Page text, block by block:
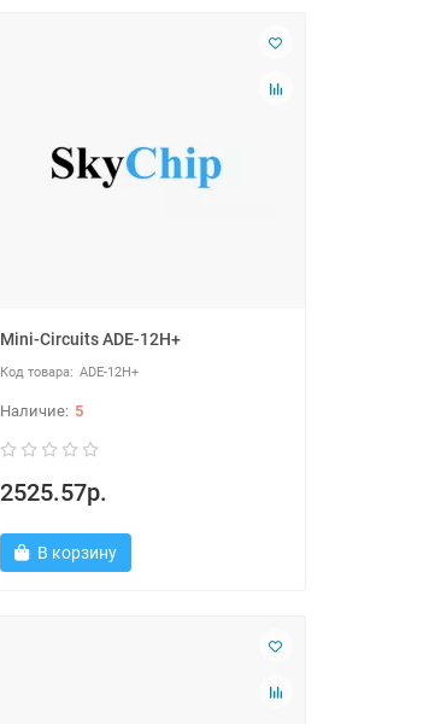
Mini-Circuits ADE-12H+
ADE-12H+
5
2525.57р.
В корзину